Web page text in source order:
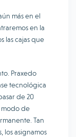
más en el
en la
las cajas que
Praxedo
tecnológica
de 20
modo de
Tan
los asignamos